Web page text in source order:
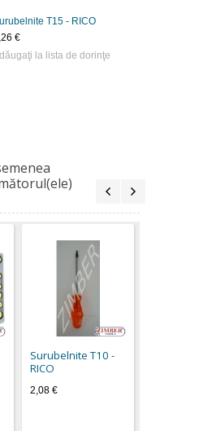
Т15 - RICO
€
la lista de dorinţe
Surubelnite Т10 -
RICO
2,08 €